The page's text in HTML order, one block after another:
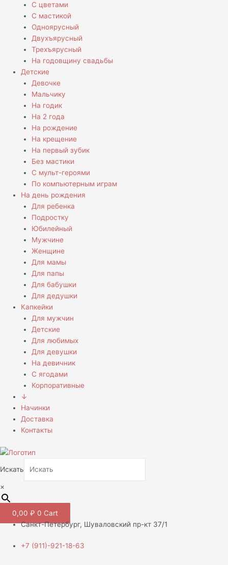
С цветами
С мастикой
Одноярусный
Двухъярусный
Трехъярусный
На годовщину свадьбы
Детские
Девочке
Мальчику
На годик
На 2 года
На рождение
На крещение
На первый зубик
Без мастики
С мульт-героями
По компьютерным играм
На день рождения
Для ребенка
Подростку
Юбилейный
Мужчине
Женщине
Для мамы
Для папы
Для бабушки
Для дедушки
Капкейки
Для мужчин
Детские
Для любимых
Для девушки
На девичник
С ягодами
Корпоративные
↓
Начинки
Доставка
Контакты
Искать
×
0,00 ₽ 0 Cart
Санкт-Петербург, Шуваловский пр-кт 37/1
+7 (911)-921-18-63